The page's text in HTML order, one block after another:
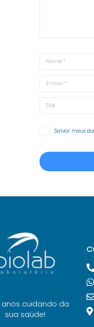
Salvar meus
anos cuidando da
sua saúde!